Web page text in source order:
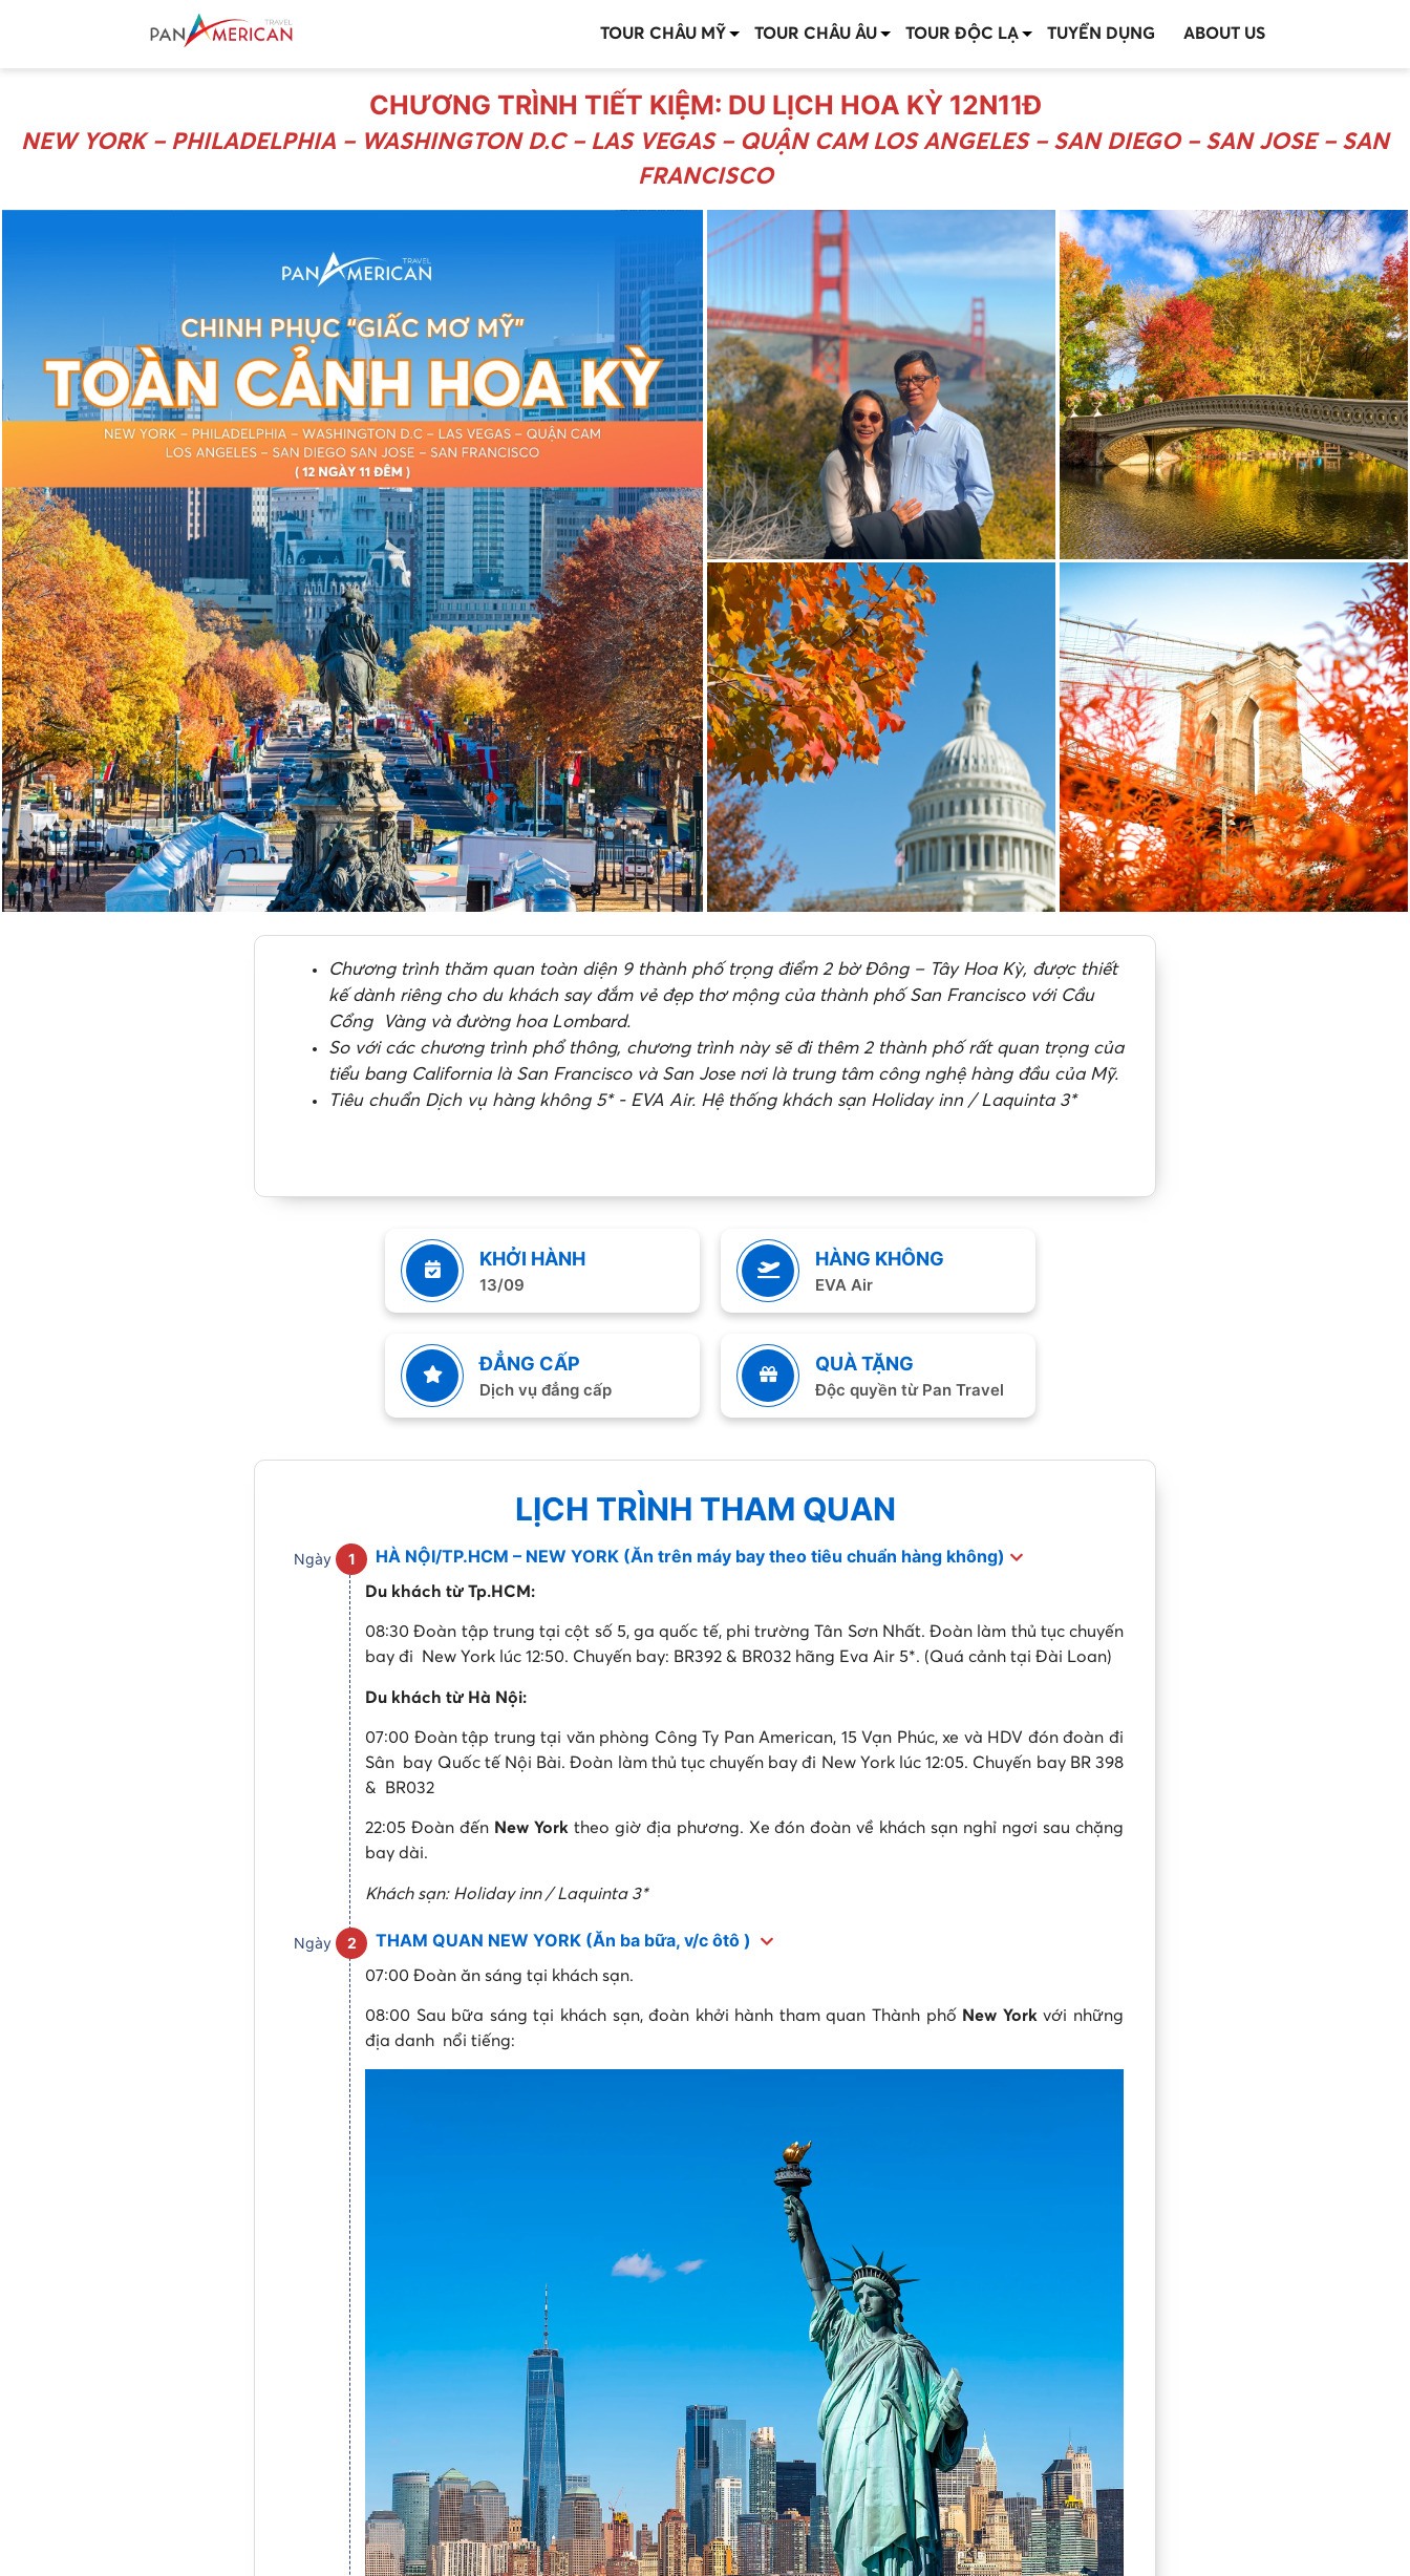
TOUR CHÂU MỸ TOUR CHÂU ÂU TOUR ĐỘC LẠ TUYỂN DỤNG ABOUT US
CHƯƠNG TRÌNH TIẾT KIỆM: DU LỊCH HOA KỲ 12N11Đ
NEW YORK – PHILADELPHIA – WASHINGTON D.C – LAS VEGAS – QUẬN CAM LOS ANGELES – SAN DIEGO – SAN JOSE – SAN
FRANCISCO
Chương trình thăm quan toàn diện 9 thành phố trọng điểm 2 bờ Đông – Tây Hoa Kỳ, được thiết
kế dành riêng cho du khách say đắm vẻ đẹp thơ mộng của thành phố San Francisco với Cầu
Cổng Vàng và đường hoa Lombard.
So với các chương trình phổ thông, chương trình này sẽ đi thêm 2 thành phố rất quan trọng của
tiểu bang California là San Francisco và San Jose nơi là trung tâm công nghệ hàng đầu của Mỹ.
Tiêu chuẩn Dịch vụ hàng không 5* - EVA Air. Hệ thống khách sạn Holiday inn / Laquinta 3*
KHỞI HÀNH
13/09
HÀNG KHÔNG
EVA Air
ĐẲNG CẤP
Dịch vụ đẳng cấp
QUÀ TẶNG
Độc quyền từ Pan Travel
LỊCH TRÌNH THAM QUAN
Ngày 1 HÀ NỘI/TP.HCM – NEW YORK (Ăn trên máy bay theo tiêu chuẩn hàng không)
Du khách từ Tp.HCM:
08:30 Đoàn tập trung tại cột số 5, ga quốc tế, phi trường Tân Sơn Nhất. Đoàn làm thủ tục chuyến
bay đi New York lúc 12:50. Chuyến bay: BR392 & BR032 hãng Eva Air 5*. (Quá cảnh tại Đài Loan)
Du khách từ Hà Nội:
07:00 Đoàn tập trung tại văn phòng Công Ty Pan American, 15 Vạn Phúc, xe và HDV đón đoàn đi
Sân bay Quốc tế Nội Bài. Đoàn làm thủ tục chuyến bay đi New York lúc 12:05. Chuyến bay BR 398
& BR032
22:05 Đoàn đến New York theo giờ địa phương. Xe đón đoàn về khách sạn nghỉ ngơi sau chặng
bay dài.
Khách sạn: Holiday inn / Laquinta 3*
Ngày 2 THAM QUAN NEW YORK (Ăn ba bữa, v/c ôtô )
07:00 Đoàn ăn sáng tại khách sạn.
08:00 Sau bữa sáng tại khách sạn, đoàn khởi hành tham quan Thành phố New Yorkvới những
địa danh nổi tiếng: